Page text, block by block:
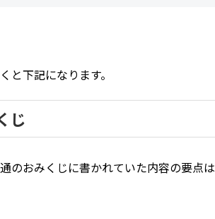
と下記になります。
じ
のおみくじに書かれていた内容の要点は